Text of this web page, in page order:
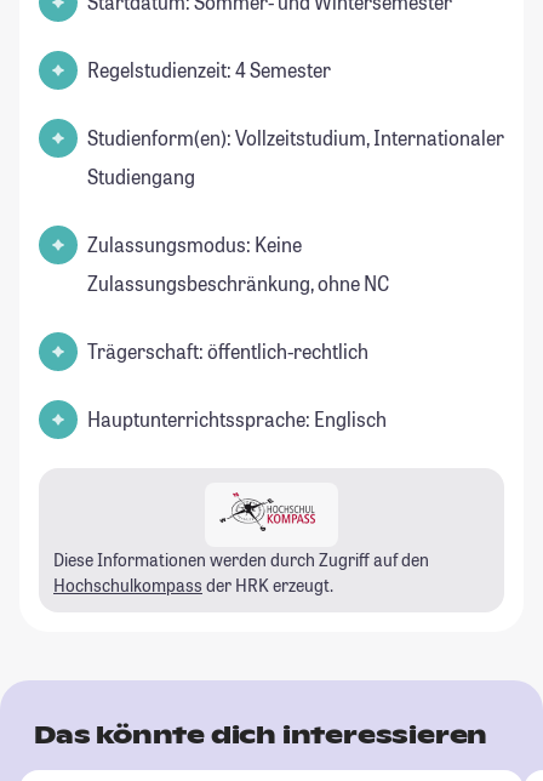
Regelstudienzeit: 4 Semester
Studienform(en): Vollzeitstudium, Internationaler
Studiengang
Zulassungsmodus: Keine
Zulassungsbeschränkung, ohne NC
Trägerschaft: öffentlich-rechtlich
Hauptunterrichtssprache: Englisch
Diese Informationen werden durch Zugriff auf den
Hochschulkompass der HRK erzeugt.
Das könnte dich interessieren